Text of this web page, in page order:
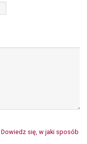
Dowiedz się, w jaki sposób